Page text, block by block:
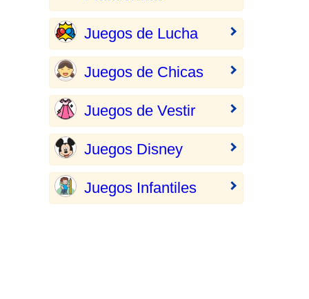
Juegos de Lucha
Juegos de Chicas
Juegos de Vestir
Juegos Disney
Juegos Infantiles